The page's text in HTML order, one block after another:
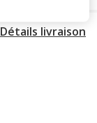
Détails livraison